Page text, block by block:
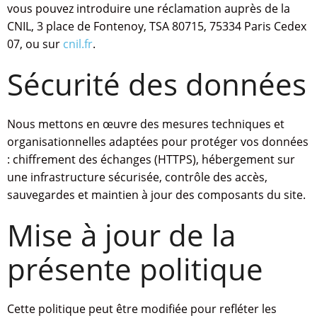
vous pouvez introduire une réclamation auprès de la
CNIL, 3 place de Fontenoy, TSA 80715, 75334 Paris Cedex
07, ou sur cnil.fr.
Sécurité des données
Nous mettons en œuvre des mesures techniques et
organisationnelles adaptées pour protéger vos données
: chiffrement des échanges (HTTPS), hébergement sur
une infrastructure sécurisée, contrôle des accès,
sauvegardes et maintien à jour des composants du site.
Mise à jour de la
présente politique
Cette politique peut être modifiée pour refléter les